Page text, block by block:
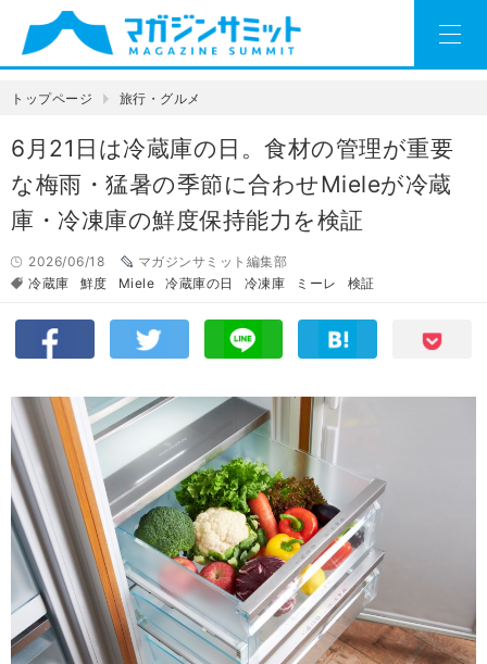
トップページ 旅行・グルメ
6⽉21⽇は冷蔵庫の⽇。食材の管理が重要
な梅⾬・猛暑の季節に合わせMieleが冷蔵
庫・冷凍庫の鮮度保持能⼒を検証
2026/06/18
マガジンサミット編集部
冷蔵庫
鮮度 Miele 冷蔵庫の⽇ 冷凍庫 ミーレ 検証